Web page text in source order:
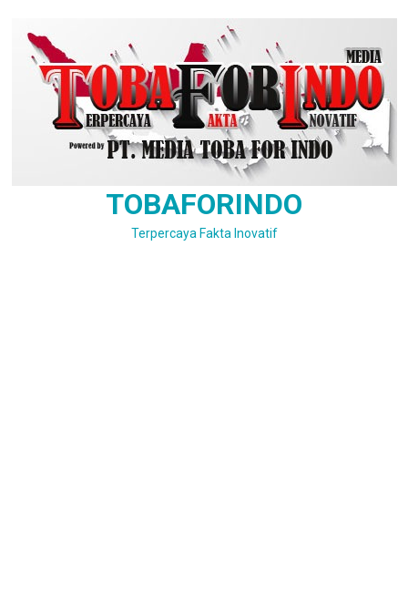
content
TOBAFORINDO
Terpercaya Fakta Inovatif